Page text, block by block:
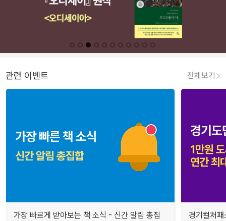
관련 이벤트 전체보기
가장 빠르게 받아보는 책 소식 - 신간 알림 총집
경기컬처